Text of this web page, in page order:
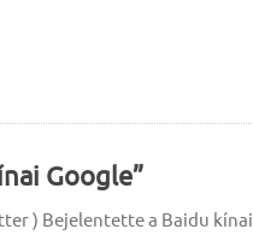
Google”
) Bejelentette a Baidu kínai